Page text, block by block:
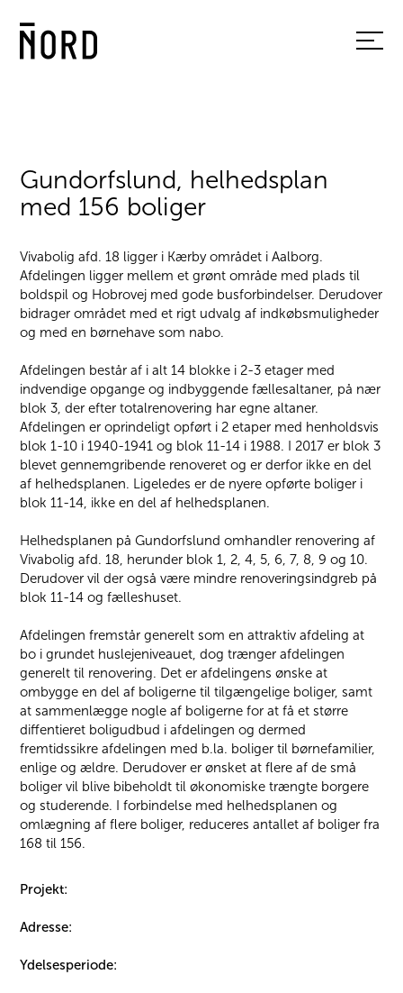
Gundorfslund, helhedsplan
med 156 boliger
Vivabolig afd. 18 ligger i Kærby området i Aalborg.
Afdelingen ligger mellem et grønt område med plads til
boldspil og Hobrovej med gode busforbindelser. Derudover
bidrager området med et rigt udvalg af indkøbsmuligheder
og med en børnehave som nabo.
Afdelingen består af i alt 14 blokke i 2-3 etager med
indvendige opgange og indbyggende fællesaltaner, på nær
blok 3, der efter totalrenovering har egne altaner.
Afdelingen er oprindeligt opført i 2 etaper med henholdsvis
blok 1-10 i 1940-1941 og blok 11-14 i 1988. I 2017 er blok 3
blevet gennemgribende renoveret og er derfor ikke en del
af helhedsplanen. Ligeledes er de nyere opførte boliger i
blok 11-14, ikke en del af helhedsplanen.
Helhedsplanen på Gundorfslund omhandler renovering af
Vivabolig afd. 18, herunder blok 1, 2, 4, 5, 6, 7, 8, 9 og 10.
Derudover vil der også være mindre renoveringsindgreb på
blok 11-14 og fælleshuset.
Afdelingen fremstår generelt som en attraktiv afdeling at
bo i grundet huslejeniveauet, dog trænger afdelingen
generelt til renovering. Det er afdelingens ønske at
ombygge en del af boligerne til tilgængelige boliger, samt
at sammenlægge nogle af boligerne for at få et større
diffentieret boligudbud i afdelingen og dermed
fremtidssikre afdelingen med b.la. boliger til børnefamilier,
enlige og ældre. Derudover er ønsket at flere af de små
boliger vil blive bibeholdt til økonomiske trængte borgere
og studerende. I forbindelse med helhedsplanen og
omlægning af flere boliger, reduceres antallet af boliger fra
168 til 156.
Projekt:
Adresse:
Ydelsesperiode: